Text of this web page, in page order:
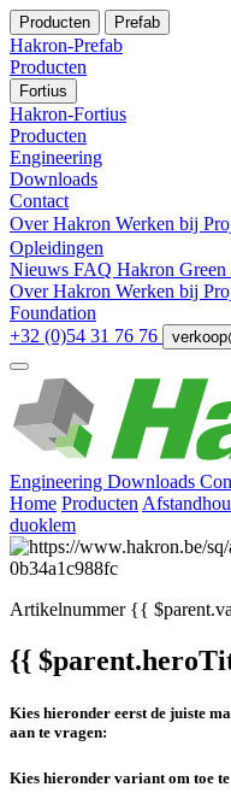
Producten Prefab
Hakron-Prefab
Producten
Fortius
Hakron-Fortius
Producten
Engineering
Downloads
Contact
Over Hakron Werken bij
Opleidingen
Nieuws FAQ Hakron Green
Over Hakron Werken bij
Foundation
+32 (0)54 31 76 76
Engineering Downloads
Home Producten
duoklem
Artikelnummer{{
{{
Kies hieronder eerst de juiste
aan te vragen:
Kies hieronder variant om toe